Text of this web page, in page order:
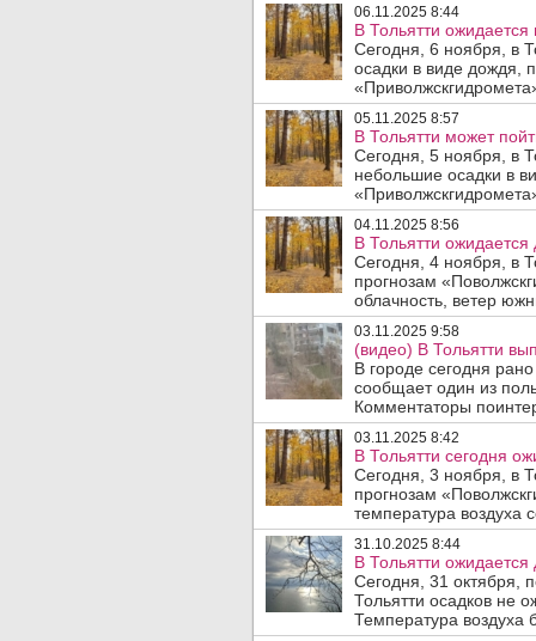
06.11.2025 8:44
В Тольятти
Сегодня, 6 ноября, в
осадки в виде дождя,
05.11.2025 8:57
В Тольятти может
Сегодня, 5 ноября, в
небольшие осадки в
04.11.2025 8:56
В Тольятти
Сегодня, 4 ноября, в
прогнозам
облачность, ветер
03.11.2025 9:58
(видео) В Тольятти
В городе сегодня
сообщает один из
Комментаторы
03.11.2025 8:42
В Тольятти сегодня
Сегодня, 3 ноября, в
прогнозам
температура воздуха
31.10.2025 8:44
В Тольятти ожидается
Сегодня, 31 октября,
Тольятти осадков не
Температура воздуха